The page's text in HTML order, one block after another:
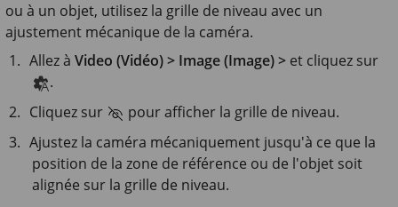
ou à un objet, utilisez la grille de niveau avec un
ajustement mécanique de la caméra.
Allez àVideo (Vidéo) > Image (Image) > et cliquez sur
.
Cliquez sur
pour afficher la grille de niveau.
Ajustez la caméra mécaniquement jusqu'à ce que la
position de la zone de référence ou de l'objet soit
alignée sur la grille de niveau.